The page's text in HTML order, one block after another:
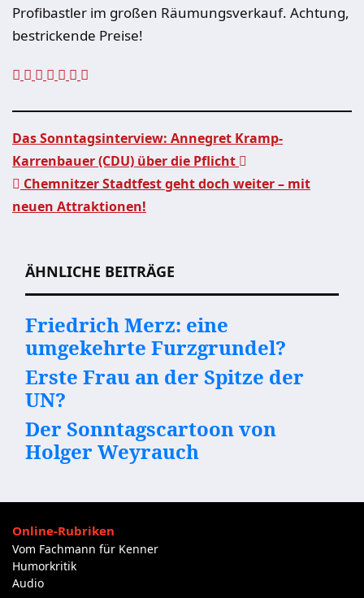
Profibastler im großen Räumungsverkauf. Achtung,
bestrickende Preise!
Beitragsnavigation
Das Sonntagsinterview: Annegret Kramp-
Karrenbauer (CDU) über die Pflicht
Chemnitzer Stadtfest geht doch weiter – mit
neuen Attraktionen!
ÄHNLICHE BEITRÄGE
Friedrich Merz: eine
umgekehrte Furzgrundel?
Erste Frau an der Spitze der
UN?
Der Sonntagscartoon von
Holger Weyrauch
Online-Rubriken
Vom Fachmann für Kenner
Humorkritik
Audio